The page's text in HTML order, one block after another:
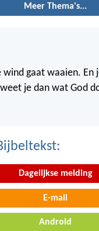
Meer Thema's...
gaat waaien.
je dan wat God
Dagelijkse melding
E-mail
Android